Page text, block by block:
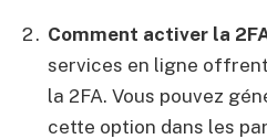
Comment activer la
services en ligne
la 2FA. Vous pouvez
cette option dans les